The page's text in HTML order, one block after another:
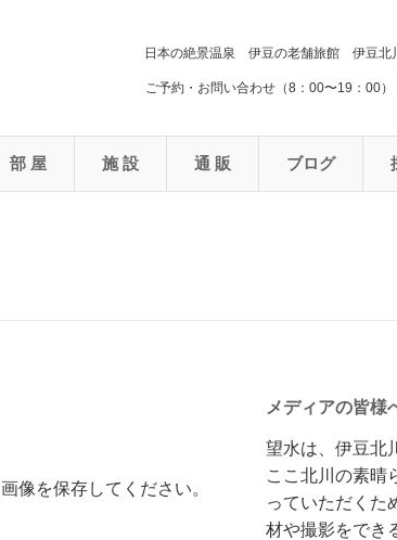
日本の絶景温泉 伊豆の老舗旅館 伊豆北
ご予約・お問い合わせ（8：00〜19：00）
部 屋 施 設 通 販 ブログ
像を保存してください。
メディアの皆様
望水は、伊豆北
ここ北川の素晴
っていただくた
材や撮影をでき